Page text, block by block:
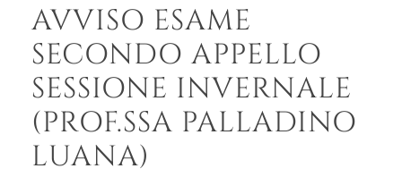
AVVISO ESAME
SECONDO APPELLO
SESSIONE INVERNALE
(PROF.SSA PALLADINO
LUANA)